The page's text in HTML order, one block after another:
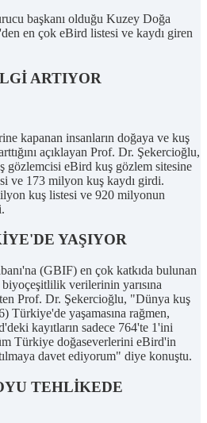
başkanı olduğu Kuzey Doğa
en çok eBird listesi ve kaydı giren
ARTIYOR
kapanan insanların doğaya ve kuş
açıklayan Prof. Dr. Şekercioğlu,
gözlemcisi eBird kuş gözlem sitesine
ve 173 milyon kuş kaydı girdi.
kuş listesi ve 920 milyonun
YAŞIYOR
(GBIF) en çok katkıda bulunan
verilerinin yarısına
Prof. Dr. Şekercioğlu, "Dünya kuş
Türkiye'de yaşamasına rağmen,
kayıtların sadece 764'te 1'ini
Türkiye doğaseverlerini eBird'in
davet ediyorum" diye konuştu.
TEHLİKEDE